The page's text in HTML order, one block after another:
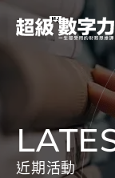
近期活動